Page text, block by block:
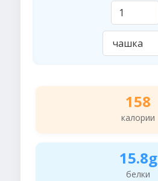
158
калории
15.8g
белки